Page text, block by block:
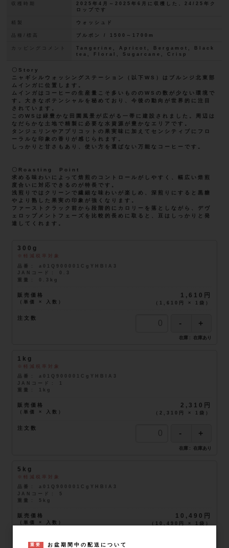
収穫時期
2025年4月～2025年6月に収穫した、24/25年ク
ロップです
ウォッシュド
品種/標高 ブルボン / 1500～1700m
カッピングコメント
Tangerine, Apricot, Bergamot, Black
tea, Floral, Sugarcane, Crisp
〇Story
ニャギシルウォッシングステーション（以下WS）はブルンジ北東部
ムインガに位置します。
ムインガはコーヒーの生産量こそ多いもののWSの数が少ない環境で
す。大きなポテンシャルを秘めており、今後の動向が世界的に注目
されています。
このWSは緑豊かな田園風景が広がる一帯に建設されました。周辺は
なだらかな土地で精製に必要な水資源が豊かなエリアです。
タンジェリンやアプリコットの果実味に加えてセンシティブにフロ
ーラルな印象の香りが感じられます。
しっかりと甘さもあり、使い方を選ばない万能なコーヒーです。
〇Roasting Point
求める味わいによって焙煎のコントロールがしやすく、幅広い焙煎
度合いに対応できるのが特長です。
浅煎りではクリーンで繊細な味わいが楽しめ、深煎りにすると黒糖
やより熟した果実の印象が強くなります。
ファーストクラック前から段階的にカロリーを落としながら、デヴ
ェロップメントフェーズを比較的長めに取ると、豆はしっかりと発
達してくれます。
300g
軽減税率対象
品番
a01Q900001CgYHBIA3
JANコード
0.3
0.3kg
販売価格
（単価 × 入数）
1,610円
（ 1,610円 × 袋 ）
注文数
在庫 在庫あり
1kg
軽減税率対象
品番
a01Q900001CgYHBIA3
JANコード
1kg
販売価格
（単価 × 入数）
2,310円
（ 2,310円 × 1 袋 ）
注文数
在庫 在庫あり
5kg
軽減税率対象
品番
a01Q900001CgYHBIA3
JANコード
5
5kg
販売価格
（単価 × 入数）
10,490円
（ 10,490円 × 1 袋 ）
重要 お盆期間中の配送について